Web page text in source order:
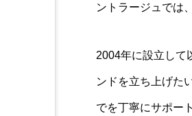
ントラージュでは
2004年に設立して
ンドを立ち上げた
でを丁寧にサポー